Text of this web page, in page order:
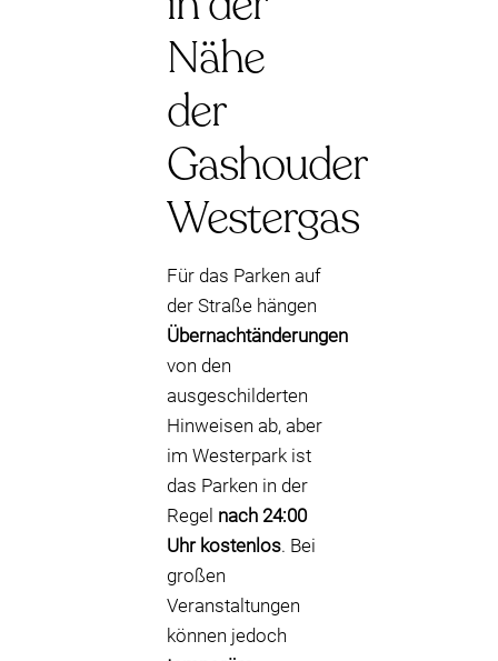
Nähe
der
Gashouder
Westergas
Für das Parken auf
der Straße hängen
Übernachtänderungen
von den
ausgeschilderten
Hinweisen ab, aber
im Westerpark ist
das Parken in der
Regel nach 24:00
Uhr kostenlos. Bei
großen
Veranstaltungen
können jedoch